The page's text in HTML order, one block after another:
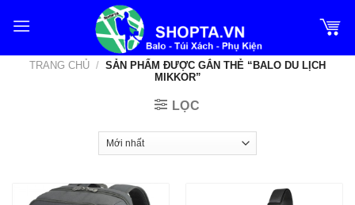
qua
TRANG CHỦ / SẢN PHẨM ĐƯỢC GẮN THẺ “BALO DU LỊCH
MIKKOR”
LỌC